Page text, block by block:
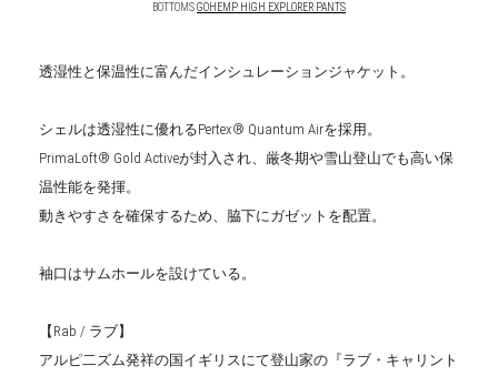
BOTTOMSGOHEMP HIGH EXPLORER PANTS
透湿性と保温性に富んだインシュレーションジャケット。
シェルは透湿性に優れるPertex® Quantum Airを採用。
PrimaLoft® Gold Activeが封入され、厳冬期や雪山登山でも高い保
温性能を発揮。
動きやすさを確保するため、脇下にガゼットを配置。
袖口はサムホールを設けている。
【Rab / ラブ】
アルピ二ズム発祥の国イギリスにて登山家の『ラブ・キャリント